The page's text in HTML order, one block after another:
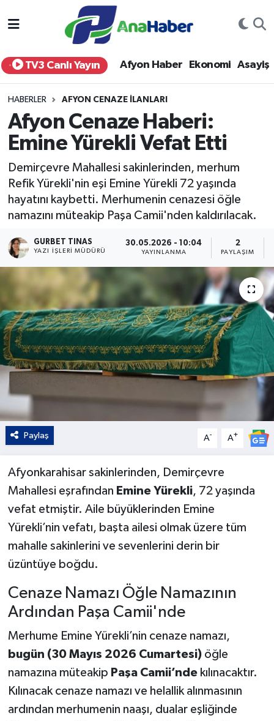
TV3 Canlı Yayın Afyon Haber Ekonomi Asayiş
HABERLER AFYON CENAZE İLANLARI
Afyon Cenaze Haberi:
Emine Yürekli Vefat Etti
Demirçevre Mahallesi sakinlerinden, merhum
Refik Yürekli'nin eşi Emine Yürekli 72 yaşında
hayatını kaybetti. Merhumenin cenazesi öğle
namazını müteakip Paşa Camii'nden kaldırılacak.
GURBET TINAS
YAZI İŞLERI MÜDÜRÜ
30.05.2026 - 10:04
YAYINLANMA
2
PAYLAŞIM
Paylaş A- A+
Afyonkarahisar sakinlerinden, Demirçevre
Mahallesi eşrafından Emine Yürekli, 72 yaşında
vefat etmiştir. Aile büyüklerinden Emine
Yürekli’nin vefatı, başta ailesi olmak üzere tüm
mahalle sakinlerini ve sevenlerini derin bir
üzüntüye boğdu.
Cenaze Namazı Öğle Namazının
Ardından Paşa Camii'nde
Merhume Emine Yürekli’nin cenaze namazı,
bugün (30 Mayıs 2026 Cumartesi)öğle
namazına müteakip Paşa Camii’ndekılınacaktır.
Kılınacak cenaze namazı ve helallik alınmasının
ardından merhumenin naaşı, dualar eşliğinde
Yurt Haber
Afyon Haber
Siyaset
Spor
Eğitim
Teknoloji
Kültür - Sanat
Yaşam
Afyonkarahisar Nöbetçi Eczaneler
Afyonkarahisar Hava Durumu
Afyonkarahisar Trafik Yoğunluk Haritası
Süper Lig Puan Durumu ve Fikstür
Tüm Manşetler
Haber Arşivi